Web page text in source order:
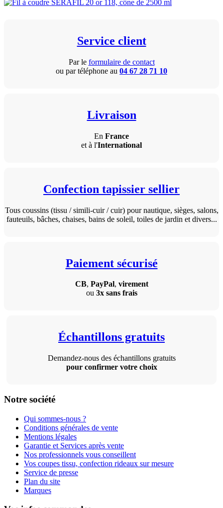
Service client
Par le formulaire de contact
ou par téléphone au 04 67 28 71 10
Livraison
En France
et à l'International
Confection tapissier sellier
Tous coussins (tissu / simili-cuir / cuir) pour nautique, sièges, salons,
fauteuils, bâches, chaises, bains de soleil, toiles de jardin et divers...
Paiement sécurisé
CB, PayPal, virement
ou 3x sans frais
Échantillons gratuits
Demandez-nous des échantillons gratuits
pour confirmer votre choix
Notre société
Qui sommes-nous ?
Conditions générales de vente
Mentions légales
Garantie et Services après vente
Nos professionnels vous conseillent
Vos coupes tissu, confection rideaux sur mesure
Service de presse
Plan du site
Marques